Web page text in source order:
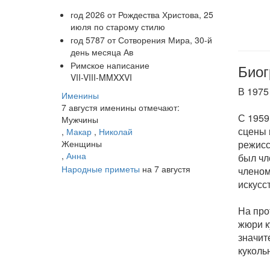
год 2026 от Рождества Христова, 25
июля по старому стилю
год 5787 от Сотворения Мира, 30-й
день месяца Ав
Римское написание
VII-VIII-MMXXVI
Именины
7 августя именины отмечают:
Мужчины
, Макар , Николай
Женщины
, Анна
Народные приметы на 7 августя
В 1975
С
сцены
был
На
жюри